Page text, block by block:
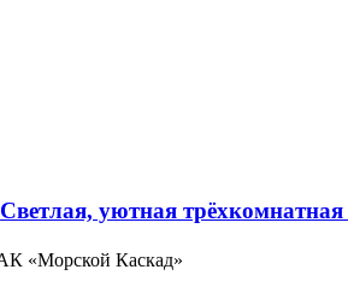
«Морской Каскад»